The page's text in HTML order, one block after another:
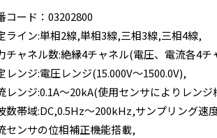
コード：03202800
ライン:単相2線,単相3線,三相3線,三相4線,
チャネル数:絶縁4チャネル(電圧、電流各4チ
レンジ:電圧レンジ(15.000V～1500.0V),
レンジ:0.1A～20kA(使用センサによりレンジ
数帯域:DC,0.5Hz～200kHz,サンプリング速
センサの位相補正機能搭載,